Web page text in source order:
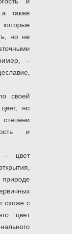
а также
но не
–
своей
но
и
– цвет
схоже с
цвет